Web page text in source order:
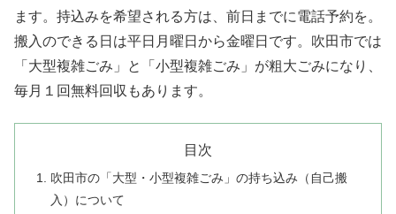
ます。持込みを希望される方は、前日までに電話予約を。
搬入のできる日は平日月曜日から金曜日です。吹田市では
「大型複雑ごみ」と「小型複雑ごみ」が粗大ごみになり、
毎月１回無料回収もあります。
目次
吹田市の「大型・小型複雑ごみ」の持ち込み（自己搬
入）について